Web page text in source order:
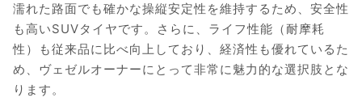
濡れた路面でも確かな操縦安定性を維持するため、安全性
も高いSUVタイヤです。さらに、ライフ性能（耐摩耗
性）も従来品に比べ向上しており、経済性も優れているた
め、ヴェゼルオーナーにとって非常に魅力的な選択肢とな
ります。